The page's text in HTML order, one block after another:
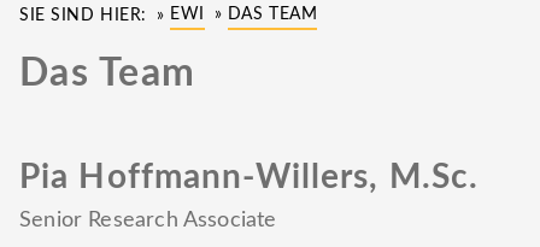
SIE SIND HIER: EWI DAS TEAM
Das Team
Pia Hoffmann-Willers, M.Sc.
Senior Research Associate